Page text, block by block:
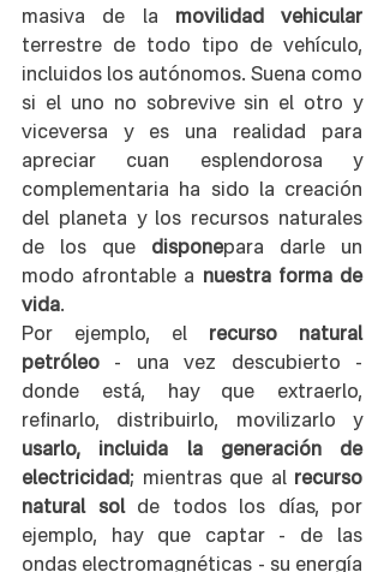
masiva de la movilidad vehicular
terrestre de todo tipo de vehículo,
incluidos los autónomos. Suena como
si el uno no sobrevive sin el otro y
viceversa y es una realidad para
apreciar cuan esplendorosa y
complementaria ha sido la creación
del planeta y los recursos naturales
de los que disponepara darle un
modo afrontable a nuestra forma de
vida.
Por ejemplo, el recurso natural
petróleo - una vez descubierto -
donde está, hay que extraerlo,
refinarlo, distribuirlo, movilizarlo y
usarlo, incluida la generación de
electricidad; mientras que al recurso
natural sol de todos los días, por
ejemplo, hay que captar - de las
ondas electromagnéticas - su energía